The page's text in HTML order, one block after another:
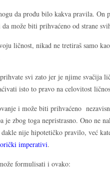
da prođu bilo kakva pravila. On
može biti prihvaćeno od strane
ličnost, nikad ne tretiraš samo kao
svi zato jer je njime svačija
isto to pravo na celovitost
i može biti prihvaćeno
je zbog toga nepristrasno. Ono ne
dakle nije hipotetičko pravilo, već
imperativi.
formulisati i ovako: